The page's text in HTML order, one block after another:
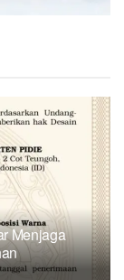
Menjaga